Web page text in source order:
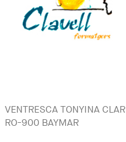
VENTRESCA TONYINA CLAR
RO-900 BAYMAR